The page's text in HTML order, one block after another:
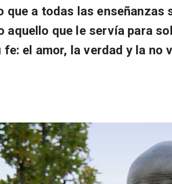
que a todas las enseñanzas
aquello que le servía para
fe: el amor, la verdad y la no